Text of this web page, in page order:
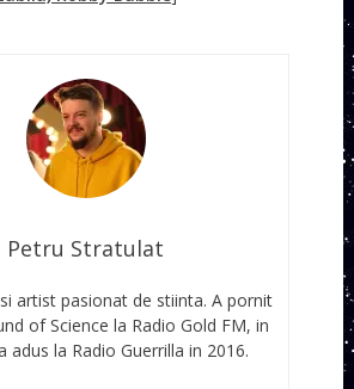
Petru Stratulat
artist pasionat de stiinta. A pornit
of Science la Radio Gold FM, in
adus la Radio Guerrilla in 2016.